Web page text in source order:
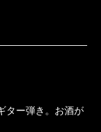
ター弾き。お酒が